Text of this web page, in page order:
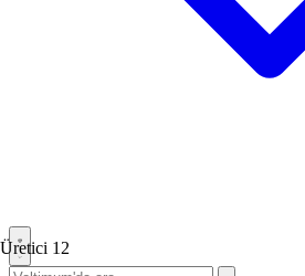
Üretici 12